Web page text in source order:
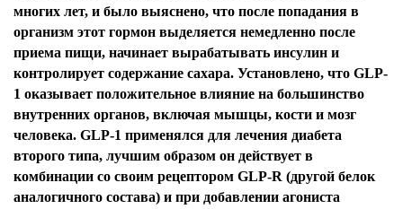
многих лет, и было выяснено, что после попадания в
организм этот гормон выделяется немедленно после
приема пищи, начинает вырабатывать инсулин и
контролирует содержание сахара. Установлено, что GLP-
1 оказывает положительное влияние на большинство
внутренних органов, включая мышцы, кости и мозг
человека. GLP-1 применялся для лечения диабета
второго типа, лучшим образом он действует в
комбинации со своим рецептором GLP-R (другой белок
аналогичного состава) и при добавлении агониста